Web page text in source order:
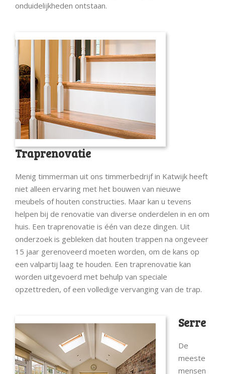
onduidelijkheden ontstaan.
Traprenovatie
Menig timmerman uit ons timmerbedrijf in Katwijk heeft
niet alleen ervaring met het bouwen van nieuwe
meubels of houten constructies. Maar kan u tevens
helpen bij de renovatie van diverse onderdelen in en om
huis. Een traprenovatie is één van deze dingen. Uit
onderzoek is gebleken dat houten trappen na ongeveer
15 jaar gerenoveerd moeten worden, om de kans op
een valpartij laag te houden. Een traprenovatie kan
worden uitgevoerd met behulp van speciale
opzettreden, of een volledige vervanging van de trap.
Serre
De
meeste
mensen